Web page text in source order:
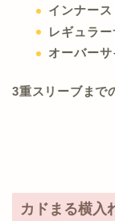
インナー
レギュラ
オーバー
3重スリーブまで
カドまる横入